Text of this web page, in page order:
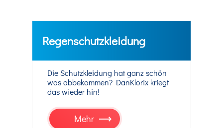
Regenschutzkleidung
Die Schutzkleidung hat ganz schön
was abbekommen? DanKlorix kriegt
das wieder hin!
Mehr